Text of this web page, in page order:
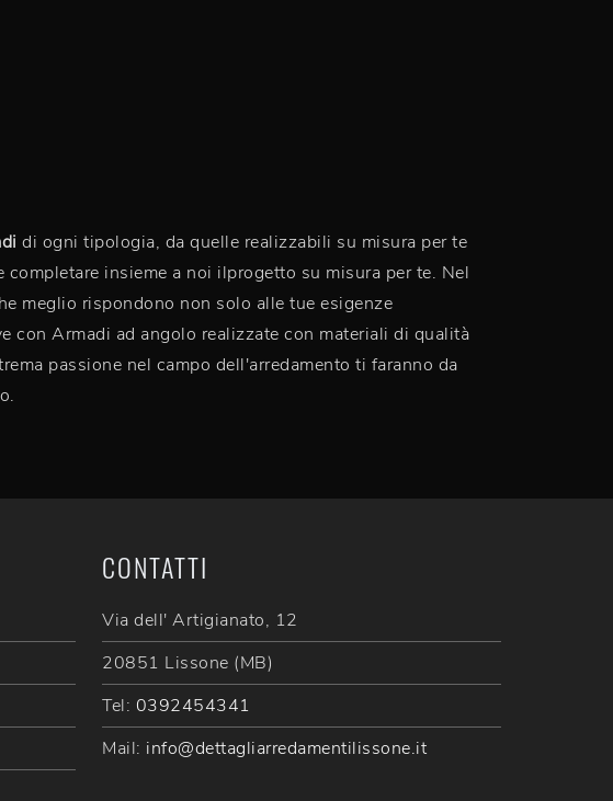
di ogni tipologia, da quelle realizzabili su misura per te
insieme a noi ilprogetto su misura per te. Nel
meglio rispondono non solo alle tue esigenze
con Armadi ad angolo realizzate con materiali di qualità
passione nel campo dell'arredamento ti faranno da
CONTATTI
Via dell' Artigianato, 12
20851 Lissone (MB)
Tel: 0392454341
Mail: info@dettagliarredamentilissone.it